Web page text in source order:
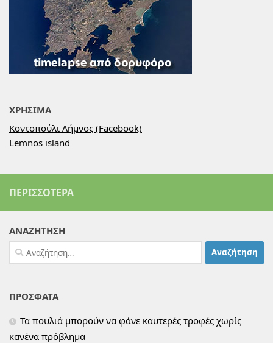
ΧΡΗΣΙΜΑ
Κοντοπούλι Λήμνος (Facebook)
Lemnos island
ΠΕΡΙΣΣΌΤΕΡΑ
ΑΝΑΖΗΤΗΣΗ
Αναζήτηση
για:
ΠΡΟΣΦΑΤΑ
Τα πουλιά μπορούν να φάνε καυτερές τροφές χωρίς
κανένα πρόβλημα